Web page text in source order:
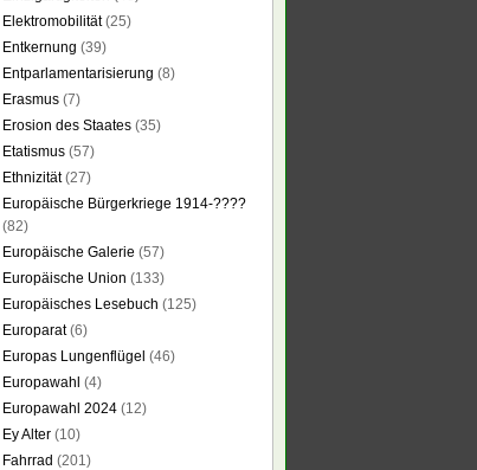
Elektromobilität(25)
Entkernung (39)
Entparlamentarisierung (8)
Erasmus (7)
Erosion des Staates (35)
Etatismus (57)
Ethnizität(27)
Europäische Bürgerkriege 1914-????
(82)
Europäische Galerie (57)
Europäische Union (133)
Europäisches Lesebuch (125)
Europarat(6)
Europas Lungenflügel (46)
Europawahl (4)
Europawahl 2024 (12)
Ey Alter (10)
Fahrrad (201)